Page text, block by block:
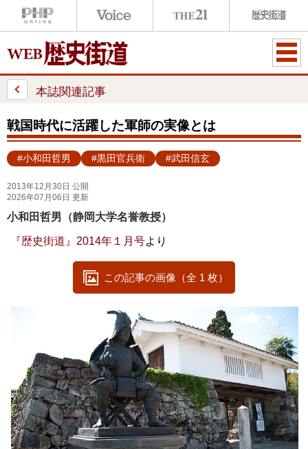
ME
本誌関連記事
戦国時代に活躍した軍師の実像とは
#小和田哲男 #黒田官兵衛 #武田信玄
2013年12月30日 公開
2026年07月06日 更新
小和田哲男（静岡大学名誉教授）
『歴史街道』2014年１月号より
この記事の画像（全 1 枚）